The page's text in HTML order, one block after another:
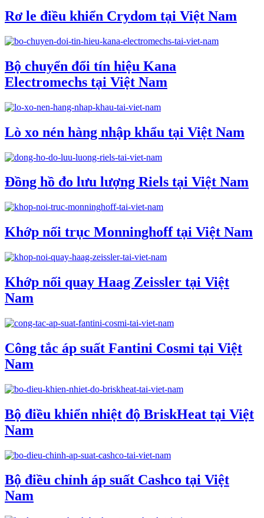
Rơ le điều khiển Crydom tại Việt Nam
Bộ chuyển đổi tín hiệu Kana
Electromechs tại Việt Nam
Lò xo nén hàng nhập khẩu tại Việt Nam
Đồng hồ đo lưu lượng Riels tại Việt Nam
Khớp nối trục Monninghoff tại Việt Nam
Khớp nối quay Haag Zeissler tại Việt
Nam
Công tắc áp suất Fantini Cosmi tại Việt
Nam
Bộ điều khiển nhiệt độ BriskHeat tại Việt
Nam
Bộ điều chỉnh áp suất Cashco tại Việt
Nam